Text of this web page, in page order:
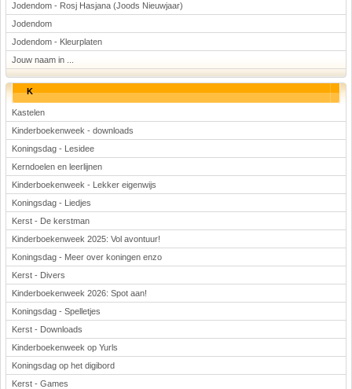
Jodendom - Rosj Hasjana (Joods Nieuwjaar)
Jodendom
Jodendom - Kleurplaten
Jouw naam in ...
K
Kastelen
Kinderboekenweek - downloads
Koningsdag - Lesidee
Kerndoelen en leerlijnen
Kinderboekenweek - Lekker eigenwijs
Koningsdag - Liedjes
Kerst - De kerstman
Kinderboekenweek 2025: Vol avontuur!
Koningsdag - Meer over koningen enzo
Kerst - Divers
Kinderboekenweek 2026: Spot aan!
Koningsdag - Spelletjes
Kerst - Downloads
Kinderboekenweek op Yurls
Koningsdag op het digibord
Kerst - Games